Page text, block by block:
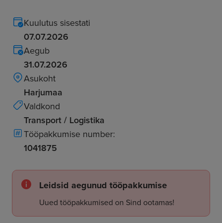
Kuulutus sisestati
07.07.2026
Aegub
31.07.2026
Asukoht
Harjumaa
Valdkond
Transport / Logistika
Tööpakkumise number:
1041875
Leidsid aegunud tööpakkumise
Uued tööpakkumised on Sind ootamas!